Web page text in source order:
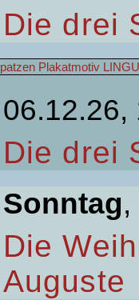
Die drei
06.12.26,
Die drei
Sonntag
Die
Auguste